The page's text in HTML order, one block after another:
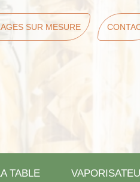
SUR MESURE
TABLE